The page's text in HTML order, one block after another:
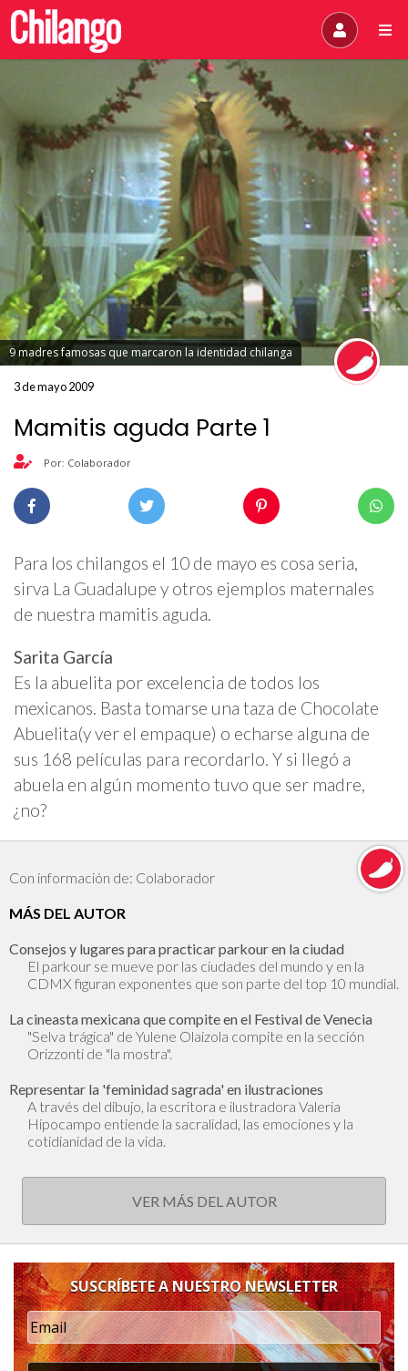
9 madres famosas que marcaron la identidad chilanga
3 de mayo 2009
Mamitis aguda Parte 1
Por: Colaborador
Para los chilangos el 10 de mayo es cosa seria,
sirva La Guadalupe y otros ejemplos maternales
de nuestra mamitis aguda.
Sarita García
Es la abuelita por excelencia de todos los
mexicanos. Basta tomarse una taza de Chocolate
Abuelita(y ver el empaque) o echarse alguna de
sus 168 películas para recordarlo. Y si llegó a
abuela en algún momento tuvo que ser madre,
¿no?
Con información de: Colaborador
MÁS DEL AUTOR
Consejos y lugares para practicar parkour en la ciudad
El parkour se mueve por las ciudades del mundo y en la
CDMX figuran exponentes que son parte del top 10 mundial.
La cineasta mexicana que compite en el Festival de Venecia
"Selva trágica" de Yulene Olaizola compite en la sección
Orizzonti de "la mostra".
Representar la 'feminidad sagrada' en ilustraciones
A través del dibujo, la escritora e ilustradora Valeria
Hipocampo entiende la sacralidad, las emociones y la
cotidianidad de la vida.
VER MÁS DEL AUTOR
SUSCRÍBETE A NUESTRO NEWSLETTER